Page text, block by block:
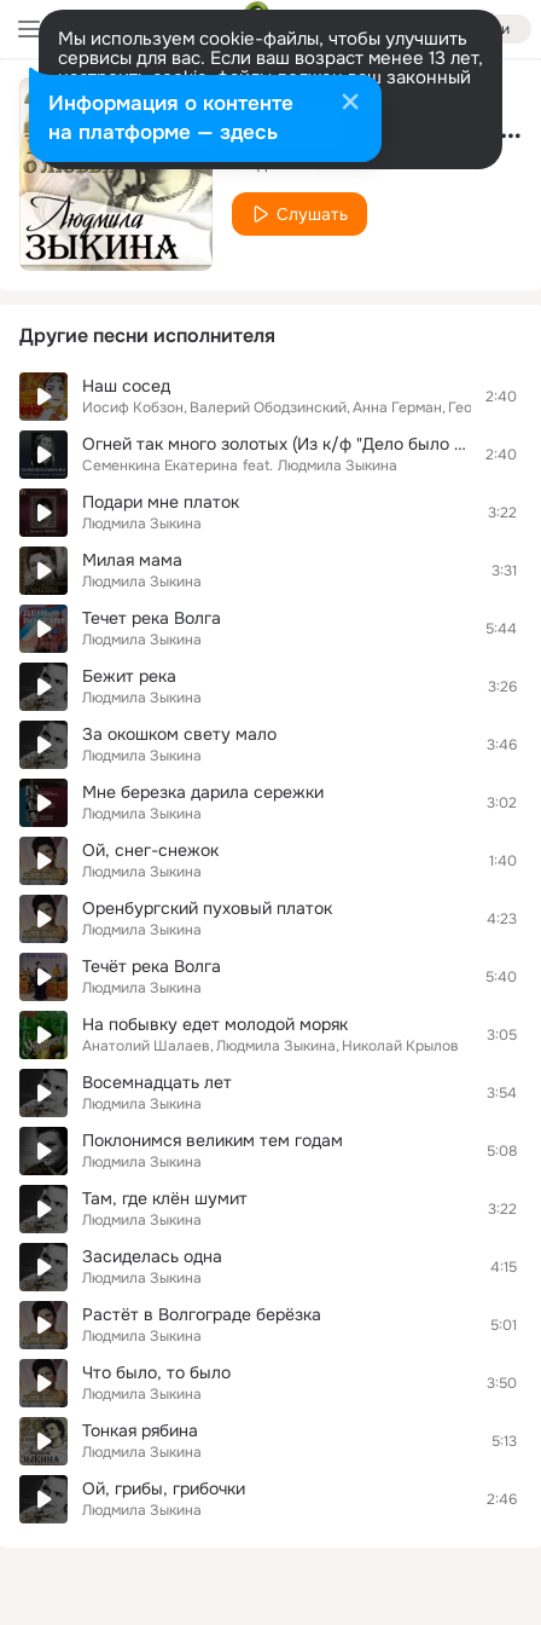
Войти
Мы используем cookie-файлы, чтобы улучшить
сервисы для вас. Если ваш возраст менее 13 лет,
настроить cookie-файлы должен ваш законный
представитель. Больше информации
Разрешить все Настроить За окошком свету мало
Людмила Зыкина
Слушать
Другие песни исполнителя
Наш сосед
Иосиф Кобзон Валерий Ободзинский Анна Герман Георг Отс
2:40
Огней так много золотых (Из к/ф "Дело было в Пенькове")
Семенкина Екатерина feat. Людмила Зыкина
2:40
Подари мне платок
Людмила Зыкина
3:22
Милая мама
Людмила Зыкина
3:31
Течет река Волга
Людмила Зыкина
5:44
Бежит река
Людмила Зыкина
3:26
За окошком свету мало
Людмила Зыкина
3:46
Мне березка дарила сережки
Людмила Зыкина
3:02
Ой, снег-снежок
Людмила Зыкина
1:40
Оренбургский пуховый платок
Людмила Зыкина
4:23
Течёт река Волга
Людмила Зыкина
5:40
На побывку едет молодой моряк
Анатолий Шалаев Людмила Зыкина Николай Крылов
3:05
Восемнадцать лет
Людмила Зыкина
3:54
Поклонимся великим тем годам
Людмила Зыкина
5:08
Там, где клён шумит
Людмила Зыкина
3:22
Засиделась одна
Людмила Зыкина
4:15
Растёт в Волгограде берёзка
Людмила Зыкина
5:01
Что было, то было
Людмила Зыкина
3:50
Тонкая рябина
Людмила Зыкина
5:13
Ой, грибы, грибочки
Людмила Зыкина
2:46
Информация о контенте
на платформе — здесь